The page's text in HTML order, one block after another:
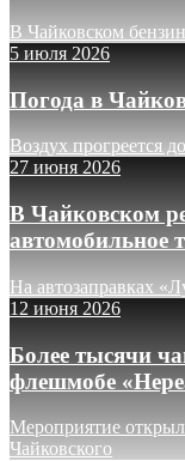
В Чайковском
5 июля 2026
Погода в
Воздух прогреется
27 июня 2026
В Чайковском
автомобильное
На автозаправках
12 июня 2026
Более тысячи
флешмобе
Мероприятие
Чайковского